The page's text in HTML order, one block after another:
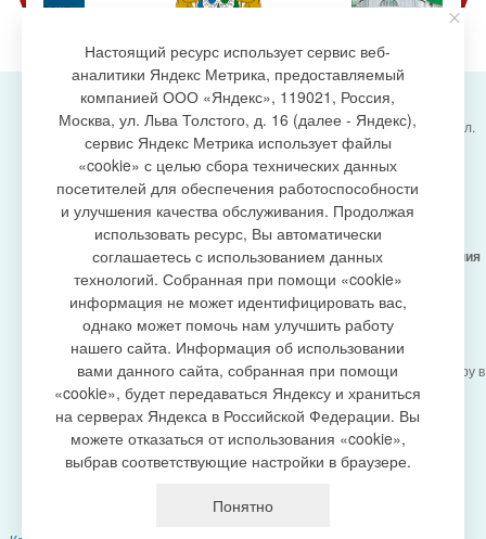
создание сайта
Администрация городского поселения Излучинск, ул.
Энергетиков, 6, пгт. Излучинск, Нижневартовский
район,
Ханты-Мансийский автономный округ-Югра
(Тюменская область), 628634
Сетевое изданиеhttps://www.gp-izluchinsk.ru
16+
Учредитель -Администрация городского поселения
Излучинск
Главный редактор - Бурич Денис Ярославович
Телефон/факс: (3466) 28-13-77 , e-mail:
admizl@rambler.ru
Сетевое изданиеhttps://www.gp-izluchinsk.ru
зарегистрировано Федеральной службой по надзору в
сфере связи,
информационных технологий и массовых
коммуникаций (Роскомнадзор), регистрационный
номер СМИ
ЭЛ № ФС77-87353 от 27.04.2024
персональных данных
Настоящий ресурс использует сервис веб-
аналитики Яндекс Метрика, предоставляемый
компанией ООО «Яндекс», 119021, Россия,
Москва, ул. Льва Толстого, д. 16 (далее - Яндекс),
сервис Яндекс Метрика использует файлы
«cookie» с целью сбора технических данных
посетителей для обеспечения работоспособности
и улучшения качества обслуживания. Продолжая
использовать ресурс, Вы автоматически
соглашаетесь с использованием данных
технологий. Собранная при помощи «cookie»
информация не может идентифицировать вас,
однако может помочь нам улучшить работу
нашего сайта. Информация об использовании
вами данного сайта, собранная при помощи
«cookie», будет передаваться Яндексу и храниться
на серверах Яндекса в Российской Федерации. Вы
можете отказаться от использования «cookie»,
выбрав соответствующие настройки в браузере.
Понятно